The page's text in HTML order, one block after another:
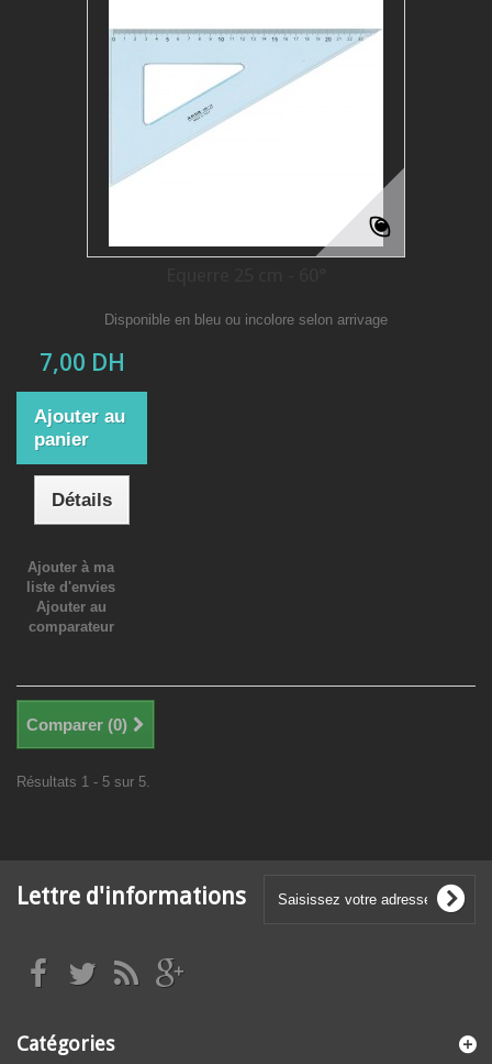
Disponible en bleu ou incolore selon arrivage
7,00 DH
Ajouter au
panier
Détails
Ajouter à ma
liste d'envies
Ajouter au
comparateur
Comparer (0)
Résultats 1 - 5 sur 5.
Lettre d'informations
Catégories